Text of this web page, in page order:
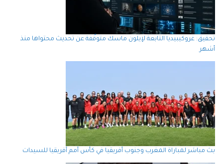
تحقيق: غروكيبيديا التابعة لإيلون ماسك متوقّفة عن تحديث محتواها منذ
أشهر
بث مباشر لمباراة المغرب وجنوب أفريقيا في كأس أمم أفريقيا للسيدات